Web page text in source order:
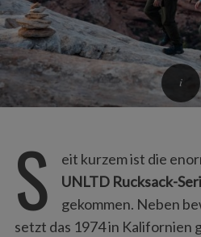
S eit kurzem ist die
UNLTD Rucksack-
gekommen. Neben
setzt das 1974 in Kalifornien